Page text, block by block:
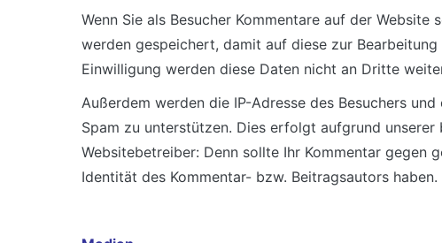
Wenn Sie als Besucher Kommentare auf der
werden gespeichert, damit auf diese zur
Einwilligung werden diese Daten nicht an Dritte
Außerdem werden die IP-Adresse des Besuchers
Spam zu unterstützen. Dies erfolgt aufgrund
Websitebetreiber: Denn sollte Ihr Kommentar gegen
Identität des Kommentar- bzw. Beitragsautors haben.